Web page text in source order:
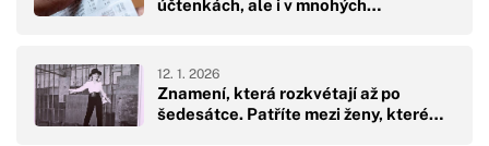
účtenkách, ale i v mnohých…
Znamení, která rozkvétají až po
šedesátce. Patříte mezi ženy, které…
12. 1. 2026